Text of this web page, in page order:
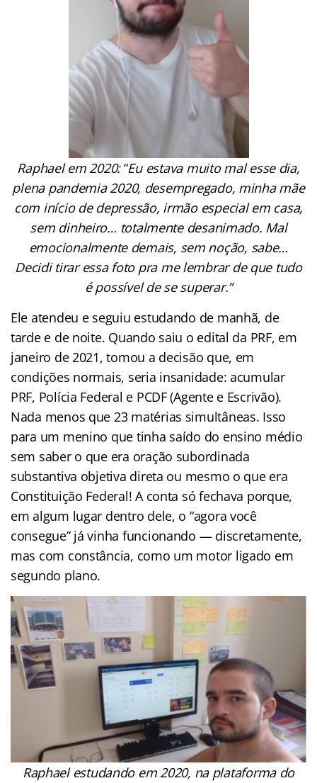
Raphael em 2020:“Eu estava muito mal esse dia,
plena pandemia 2020, desempregado, minha mãe
com início de depressão, irmão especial em casa,
sem dinheiro… totalmente desanimado. Mal
emocionalmente demais, sem noção, sabe…
Decidi tirar essa foto pra me lembrar de que tudo
é possível de se superar.”
Ele atendeu e seguiu estudando de manhã, de
tarde e de noite. Quando saiu o edital da PRF, em
janeiro de 2021, tomou a decisão que, em
condições normais, seria insanidade: acumular
PRF, Polícia Federal e PCDF (Agente e Escrivão).
Nada menos que 23 matérias simultâneas. Isso
para um menino que tinha saído do ensino médio
sem saber o que era oração subordinada
substantiva objetiva direta ou mesmo o que era
Constituição Federal! A conta só fechava porque,
em algum lugar dentro dele, o “agora você
consegue” já vinha funcionando — discretamente,
mas com constância, como um motor ligado em
segundo plano.
Raphael estudando em 2020, na plataforma do